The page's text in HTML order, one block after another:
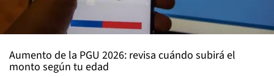
Aumento de la PGU 2026: revisa cuándo subirá el
monto según tu edad